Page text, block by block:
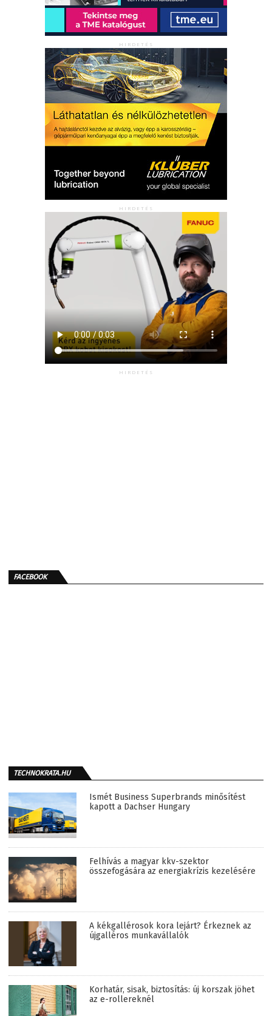
HIRDETÉS
HIRDETÉS
HIRDETÉS
FACEBOOK
TECHNOKRATA.HU
Ismét Business Superbrands minősítést
kapott a Dachser Hungary
Felhívás a magyar kkv-szektor
összefogására az energiakrízis kezelésére
A kékgallérosok kora lejárt? Érkeznek az
újgalléros munkavállalók
Korhatár, sisak, biztosítás: új korszak jöhet
az e-rollereknél